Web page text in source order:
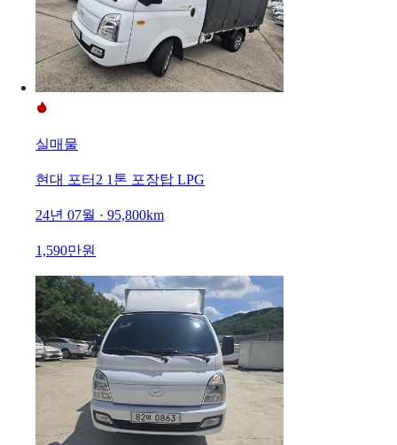
실매물
현대 포터2 1톤 포장탑 LPG
24년 07월 · 95,800km
1,590만원